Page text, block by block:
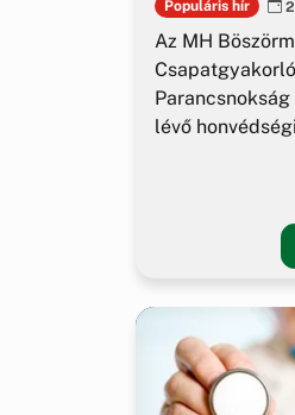
Populáris hír
Az MH
lévő